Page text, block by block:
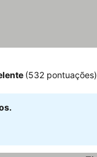
(532 pontuações)